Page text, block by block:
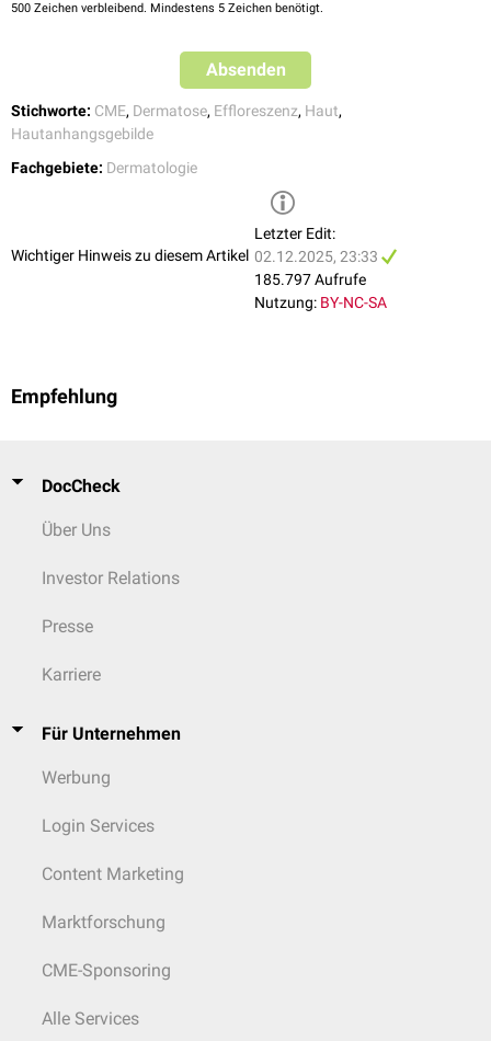
Hyperhidrose
Ichthyosis
Impetigo contagiosa
Lichen ruber planus
Rhagade
Spinaliom
Vitiligo
Xeroderma pigmentosum
500 Zeichen verbleibend. Mindestens 5 Zeichen benötigt.
Absenden
Stichworte: CME, Dermatose, Effloreszenz, Haut,
Hautanhangsgebilde
Fachgebiete: Dermatologie
Wichtiger Hinweis zu diesem Artikel
Letzter Edit:
02.12.2025, 23:33
185.797 Aufrufe
Nutzung: BY-NC-SA
Empfehlung
DocCheck
Über Uns
Investor Relations
Presse
Karriere
Für Unternehmen
Werbung
Login Services
Content Marketing
Marktforschung
CME-Sponsoring
Alle Services